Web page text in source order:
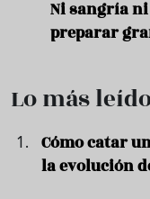
Ni sangría
preparar
Lo más
Cómo catar
la evolución